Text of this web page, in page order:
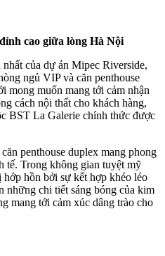
cao giữa lòng Hà Nội
của dự án Mipec Riverside,
ngủ VIP và căn penthouse
mong muốn mang tới cảm nhận
cách nội thất cho khách hàng,
BST La Galerie chính thức được
penthouse duplex mang phong
tế. Trong không gian tuyệt mỹ
hồn bởi sự kết hợp khéo léo
những chi tiết sáng bóng của kim
mang tới cảm xúc dâng trào cho